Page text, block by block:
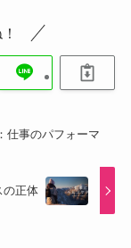
仕事のパフォーマ
の正体